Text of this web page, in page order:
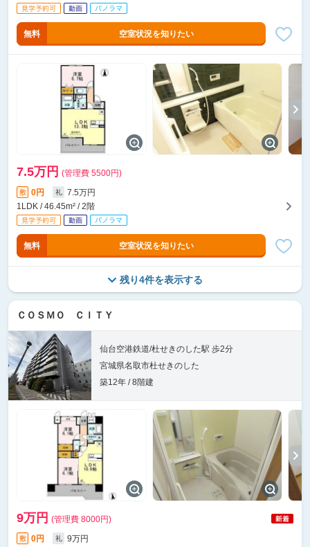
無料 空室状況を知りたい
7.5万円 (管理費 5500円)
敷 0円 礼
7.5万円
1LDK / 46.45m² / 2階
無料 空室状況を知りたい
残り4件を表示する
ＣＯＳＭＯ ＣＩＴＹ
仙台空港鉄道/杜せきのした駅 歩2分
宮城県名取市杜せきのした
築12年 / 8階建
9万円 (管理費 8000円)
敷 0円 礼
9万円